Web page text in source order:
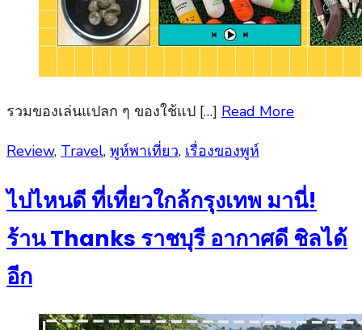
รวมของเล่นแปลก ๆ ของใช้แป […] Read More
Posted
Review, Travel, พูห์พาเที่ยว, เรื่องของพูห์
ไปไหนดี ที่เที่ยวใกล้กรุงเทพ มานี่!
ร้าน Thanks ราชบุรี อากาศดี ชิลได้
อีก